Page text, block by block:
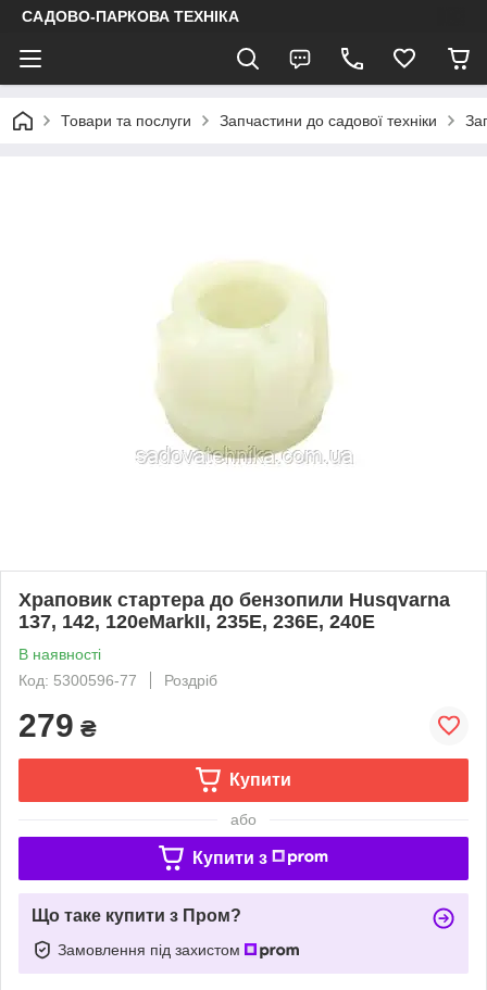
САДОВО-ПАРКОВА ТЕХНІКА
Товари та послуги Запчастини до садової техніки
Храповик стартера до бензопили Husqvarna
137, 142, 120eMarkII, 235E, 236E, 240E
В наявності
Код: 5300596-77
Роздріб
279 ₴
Купити
або
Купити з
Що таке купити з Пром?
Замовлення під захистом